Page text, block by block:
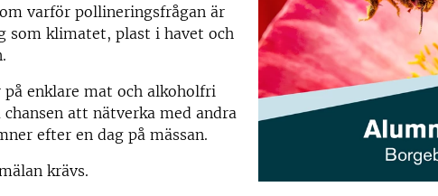
varför pollineringsfrågan är
som klimatet, plast i havet och
på enklare mat och alkoholfri
chansen att nätverka med andra
efter en dag på mässan.
krävs.